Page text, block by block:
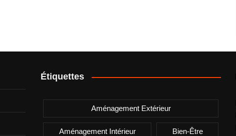
Étiquettes
Aménagement Extérieur
Aménagement Intérieur Bien-Être